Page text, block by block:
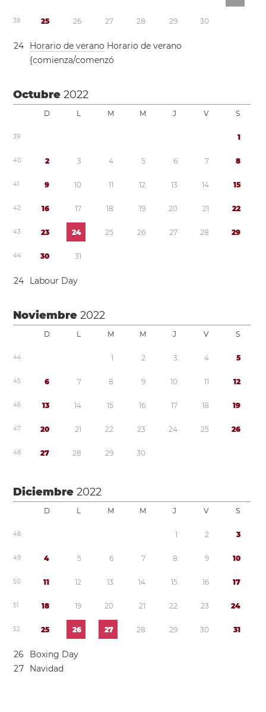
39 25 26 27 28 29 30
24 Horario de verano Horario de verano
{comienza/comenzó
Octubre2022
D L M M J V S
39 1
40 2 3 4 5 6 7 8
41 9 10 11 12 13 14 15
42 16 17 18 19 20 21 22
43 23 24 25 26 27 28 29
44 30 31
24 Labour Day
Noviembre2022
D L M M J V S
44 1 2 3 4 5
45 6 7 8 9 10 11 12
46 13 14 15 16 17 18 19
47 20 21 22 23 24 25 26
48 27 28 29 30
Diciembre2022
D L M M J V S
48 1 2 3
49 4 5 6 7 8 9 10
50 11 12 13 14 15 16 17
51 18 19 20 21 22 23 24
52 25 26 27 28 29 30 31
26
Boxing Day
27 Navidad